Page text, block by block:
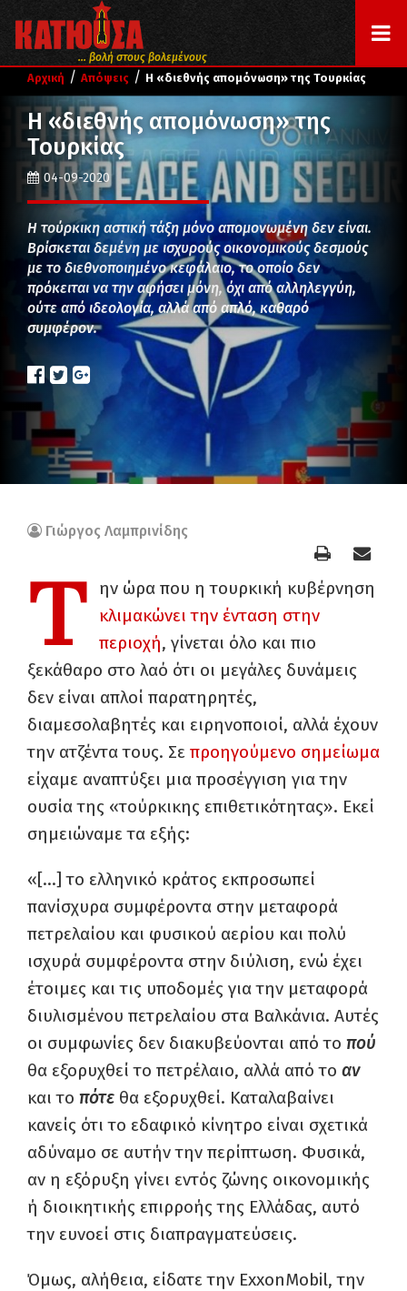
... βολή στους βολεμένους
Αρχική / Απόψεις / Η «διεθνής απομόνωση» της Τουρκίας
Η «διεθνής απομόνωση» της
Τουρκίας
04-09-2020
Η τούρκικη αστική τάξη μόνο απομονωμένη δεν είναι.
Βρίσκεται δεμένη με ισχυρούς οικονομικούς δεσμούς
με το διεθνοποιημένο κεφάλαιο, το οποίο δεν
πρόκειται να την αφήσει μόνη, όχι από αλληλεγγύη,
ούτε από ιδεολογία, αλλά από απλό, καθαρό
συμφέρον.
Γιώργος Λαμπρινίδης
Τ
ην ώρα που η τουρκική κυβέρνηση
κλιμακώνει την ένταση στην
περιοχή, γίνεται όλο και πιο
ξεκάθαρο στο λαό ότι οι μεγάλες δυνάμεις
δεν είναι απλοί παρατηρητές,
διαμεσολαβητές και ειρηνοποιοί, αλλά έχουν
την ατζέντα τους. Σε προηγούμενο σημείωμα
είχαμε αναπτύξει μια προσέγγιση για την
ουσία της «τούρκικης επιθετικότητας». Εκεί
σημειώναμε τα εξής:
«[…] το ελληνικό κράτος εκπροσωπεί
πανίσχυρα συμφέροντα στην μεταφορά
πετρελαίου και φυσικού αερίου και πολύ
ισχυρά συμφέροντα στην διύλιση, ενώ έχει
έτοιμες και τις υποδομές για την μεταφορά
διυλισμένου πετρελαίου στα Βαλκάνια. Αυτές
οι συμφωνίες δεν διακυβεύονται από το πού
θα εξορυχθεί το πετρέλαιο, αλλά από το αν
και το πότε θα εξορυχθεί. Καταλαβαίνει
κανείς ότι το εδαφικό κίνητρο είναι σχετικά
αδύναμο σε αυτήν την περίπτωση. Φυσικά,
αν η εξόρυξη γίνει εντός ζώνης οικονομικής
ή διοικητικής επιρροής της Ελλάδας, αυτό
την ευνοεί στις διαπραγματεύσεις.
Όμως, αλήθεια, είδατε την ExxonMobil, την